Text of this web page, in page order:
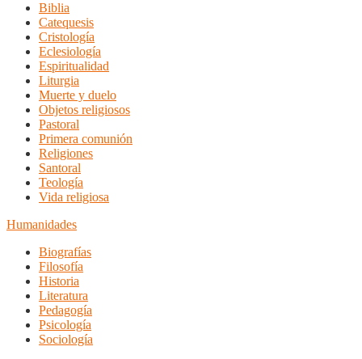
Biblia
Catequesis
Cristología
Eclesiología
Espiritualidad
Liturgia
Muerte y duelo
Objetos religiosos
Pastoral
Primera comunión
Religiones
Santoral
Teología
Vida religiosa
Humanidades
Biografías
Filosofía
Historia
Literatura
Pedagogía
Psicología
Sociología